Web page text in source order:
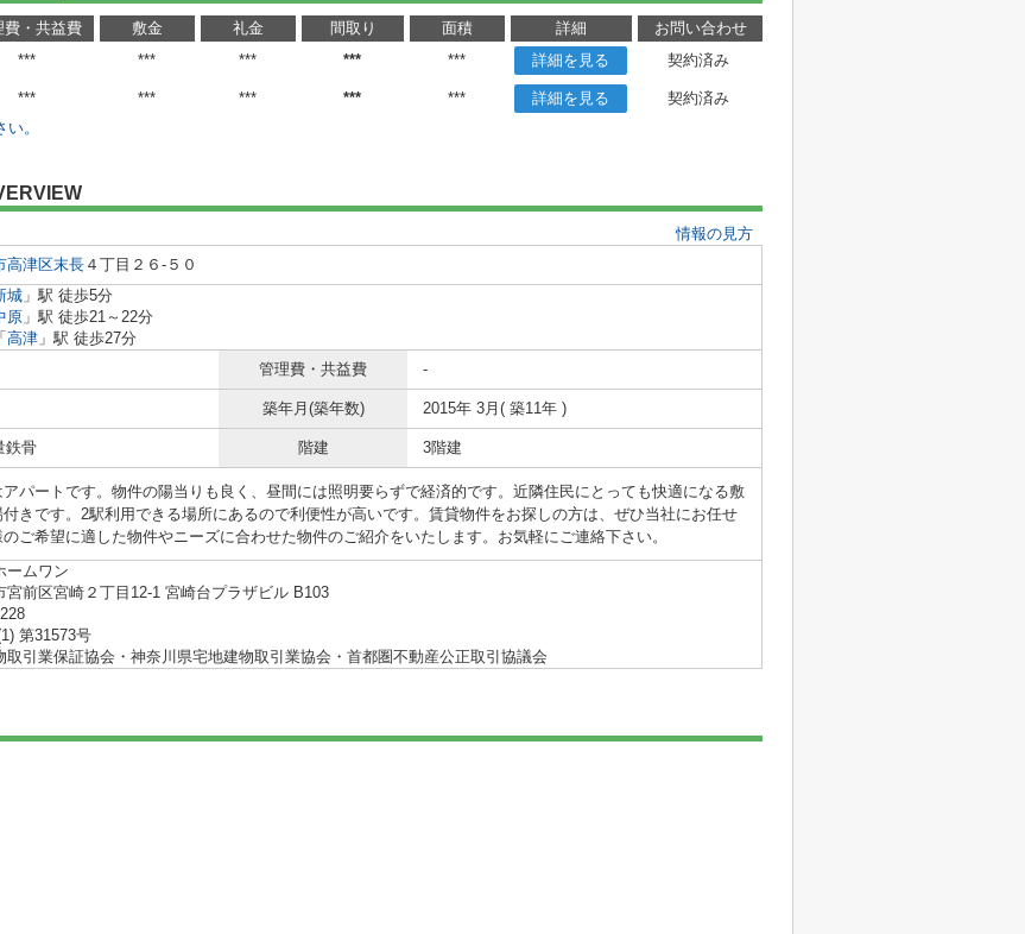
費・共益費 敷金 礼金 間取り 面積 詳細
お問い合わせ
*** *** *** *** *** 詳細を見る 契約済み
*** *** *** *** *** 詳細を見る
契約済み
。
情報の見方
高津区末長 ４丁目２６-５０
城 」駅 徒歩5分
原 」駅 徒歩21～22分
「 高津 」駅 徒歩27分
管理費・共益費 -
築年月(築年数) 2015年 3月( 築11年 )
鉄骨 階建 3階建
パートです。物件の陽当りも良く、昼間には照明要らずで経済的です。近隣住民にとっても快適になる敷
きです。2駅利用できる場所にあるので利便性が高いです。賃貸物件をお探しの方は、ぜひ当社にお任せ
ご希望に適した物件やニーズに合わせた物件のご紹介をいたします。お気軽にご連絡下さい。
ームワン
宮前区宮崎２丁目12-1 宮崎台プラザビル B103
第31573号
取引業保証協会・神奈川県宅地建物取引業協会・首都圏不動産公正取引協議会